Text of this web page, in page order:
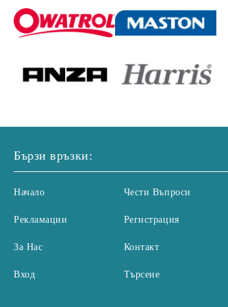
Бързи връзки:
Начало
Рекламации
За Нас
Вход
Чести Въпроси
Регистрация
Контакт
Търсене